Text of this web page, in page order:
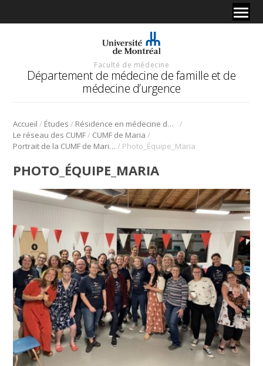
Faculté de médecine
Département de médecine de famille et de
médecine d’urgence
Accueil / Études / Résidence en médecine de famille
/
Le réseau des CUMF/ CUMF de Maria /
Portrait de la CUMF de Maria | Pour et par les résidents! / Photo_Équipe_Maria
PHOTO_ÉQUIPE_MARIA